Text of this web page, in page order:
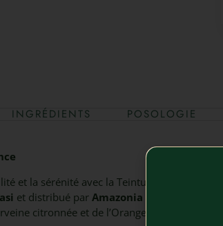
INGRÉDIENTS POSOLOGIE
et la sérénité avec la Teinture Mère
et distribué par Amazonia Sagrada
.
citronnée et de l’Orange amère pour